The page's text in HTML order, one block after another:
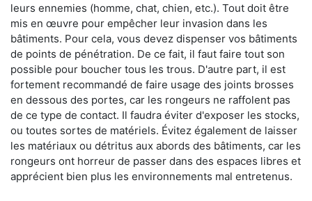
leurs ennemies (homme, chat, chien, etc.). Tout doit être
mis en œuvre pour empêcher leur invasion dans les
bâtiments. Pour cela, vous devez dispenser vos bâtiments
de points de pénétration. De ce fait, il faut faire tout son
possible pour boucher tous les trous. D'autre part, il est
fortement recommandé de faire usage des joints brosses
en dessous des portes, car les rongeurs ne raffolent pas
de ce type de contact. Il faudra éviter d'exposer les stocks,
ou toutes sortes de matériels. Évitez également de laisser
les matériaux ou détritus aux abords des bâtiments, car les
rongeurs ont horreur de passer dans des espaces libres et
apprécient bien plus les environnements mal entretenus.